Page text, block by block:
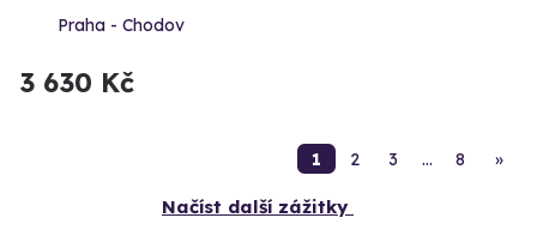
Praha - Chodov
3 630 Kč
1 2 3 … 8 »
Načíst další zážitky